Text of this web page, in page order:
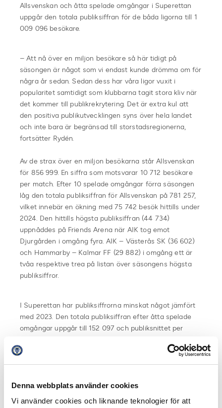
Denna webbplats använder cookies
Vi använder cookies och liknande teknologier för att
Allsvenskan och åtta spelade omgångar i Superettan
uppgår den totala publiksiffran för de båda ligorna till 1
009 096 besökare.
– Att nå över en miljon besökare så här tidigt på
säsongen är något som vi endast kunde drömma om för
några år sedan. Sedan dess har våra ligor vuxit i
popularitet samtidigt som klubbarna tagit stora kliv när
det kommer till publikrekrytering. Det är extra kul att
den positiva publikutvecklingen syns över hela landet
och inte bara är begränsad till storstadsregionerna,
fortsätter Rydén.
Av de strax över en miljon besökarna står Allsvenskan
för 856 999. En siffra som motsvarar 10 712 besökare
per match. Efter 10 spelade omgångar förra säsongen
låg den totala publiksiffran för Allsvenskan på 781 257,
vilket innebär en ökning med 75 742 besök hittills under
2024. Den hittills högsta publiksiffran (44 734)
uppnåddes på Friends Arena när AIK tog emot
Djurgården i omgång fyra. AIK – Västerås SK (36 602)
och Hammarby – Kalmar FF (29 882) i omgång ett är
tvåa respektive trea på listan över säsongens högsta
publiksiffror.
I Superettan har publiksiffrorna minskat något jämfört
med 2023. Den totala publiksiffran efter åtta spelade
omgångar uppgår till 152 097 och publiksnittet per
2023 låg motsvarande siffror på 160 017 respektive 2
500. Säsongens hittills högsta publiksiffra i Superettan
IF som spelades inför 12 312 besökare på ett fullsatt
Behrn Arena.